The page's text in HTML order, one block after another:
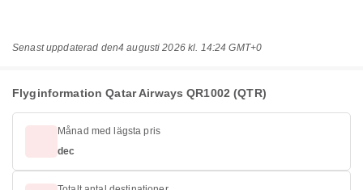
Senast uppdaterad den4 augusti 2026 kl. 14:24 GMT+0
Flyginformation Qatar Airways QR1002 (QTR)
Månad med lägsta pris
dec